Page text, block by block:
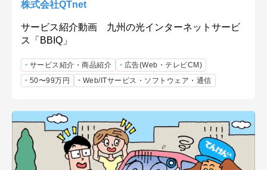
株式会社QTnet
サービス紹介動画 九州の光インターネットサービ
ス「BBIQ」
サービス紹介・商品紹介
広告(Web・テレビCM)
50〜99万円
Web/ITサービス・ソフトウェア・通信